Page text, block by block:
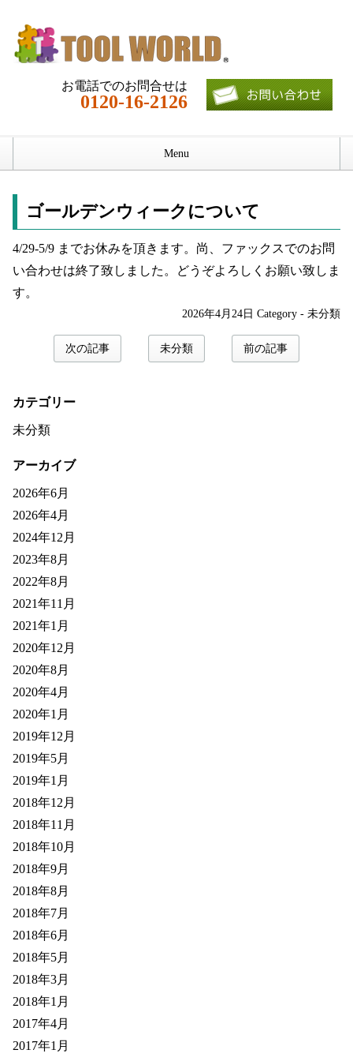
お電話でのお問合せは
0120-16-2126
Menu
会社概要
ゴールデンウィークについて
4/29-5/9 までお休みを頂きます。尚、ファックスでのお問
い合わせは終了致しました。どうぞよろしくお願い致しま
す。
2026年4月24日 Category - 未分類
次の記事 未分類 前の記事
カテゴリー
未分類
アーカイブ
2026年6月
2026年4月
2024年12月
2023年8月
2022年8月
2021年11月
2021年1月
2020年12月
2020年8月
2020年4月
2020年1月
2019年12月
2019年5月
2019年1月
2018年12月
2018年11月
2018年10月
2018年9月
2018年8月
2018年7月
2018年6月
2018年5月
2018年3月
2018年1月
2017年4月
2017年1月